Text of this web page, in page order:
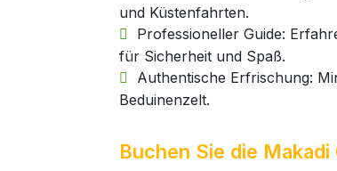
und Küstenfahrten.
Professioneller Guide:
für Sicherheit und Spaß.
Authentische Erfrischung:
Beduinenzelt.
Buchen Sie die